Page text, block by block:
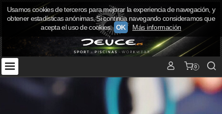
0
Usamos cookies de terceros para mejorar la experiencia de navegación, y
obtener estadísticas anónimas. Si continúa navegando consideramos que
acepta el uso de cookies. OK Más información